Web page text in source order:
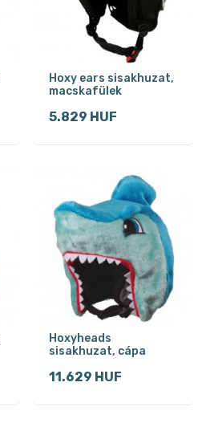
Hoxy ears sisakhuzat,
macskafülek
5.829 HUF
Hoxyheads
sisakhuzat, cápa
11.629 HUF